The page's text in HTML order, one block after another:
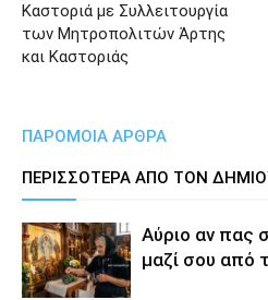
Καστοριά με Συλλειτουργία
των Μητροπολιτών Άρτης
και Καστοριάς
ΠΑΡΟΜΟΙΑ ΑΡΘΡΑ
ΠΕΡΙΣΣΟΤΕΡΑ ΑΠΟ ΤΟΝ
Αύριο αν πας
μαζί σου από